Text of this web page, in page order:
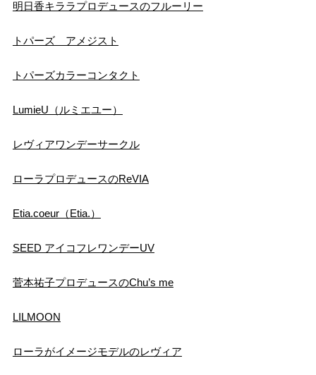
明日香キララプロデュースのフルーリー
トパーズ アメジスト
トパーズカラーコンタクト
LumieU（ルミエユー）
レヴィアワンデーサークル
ローラプロデュースのReVIA
Etia.coeur（Etia.）
SEED アイコフレワンデーUV
菅本祐子プロデュースのChu’s me
LILMOON
ローラがイメージモデルのレヴィア